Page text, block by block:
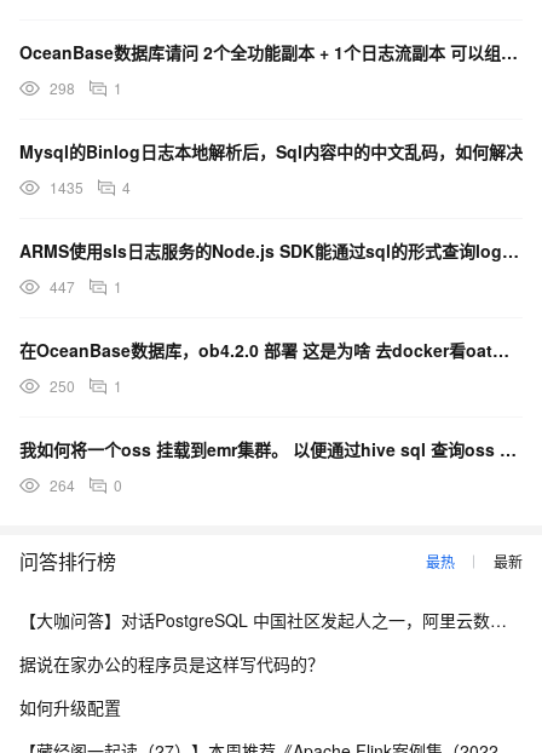
OceanBase数据库请问 2个全功能副本 + 1个日志流副本 可以组成 高可用 集群么 ？
298 1
Mysql的Binlog日志本地解析后，Sql内容中的中文乱码，如何解决
1435 4
ARMS使用sls日志服务的Node.js SDK能通过sql的形式查询logstore-rum吗？
447 1
在OceanBase数据库，ob4.2.0 部署 这是为啥 去docker看oat日志也没明确？
250 1
我如何将一个oss 挂载到emr集群。 以便通过hive sql 查询oss 里的日志数据？
264 0
问答排行榜 最热 最新
【大咖问答】对话PostgreSQL 中国社区发起人之一，阿里云数据库高级专家 德哥
据说在家办公的程序员是这样写代码的？
如何升级配置